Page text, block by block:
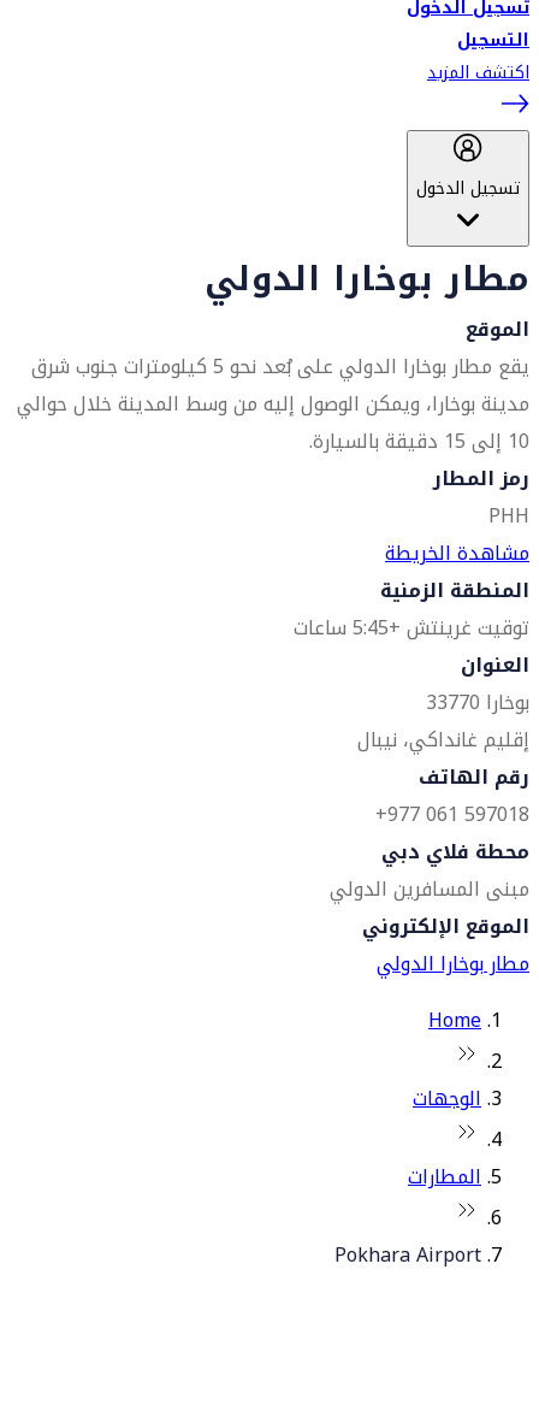
تسجيل الدخول
التسجيل
اكتشف المزيد
تسجيل الدخول
مطار بوخارا الدولي
الموقع
يقع مطار بوخارا الدولي على بُعد نحو 5 كيلومترات جنوب شرق
مدينة بوخارا، ويمكن الوصول إليه من وسط المدينة خلال حوالي
10 إلى 15 دقيقة بالسيارة.
رمز المطار
PHH
مشاهدة الخريطة
المنطقة الزمنية
توقيت غرينتش +5:45 ساعات
العنوان
بوخارا 33770
إقليم غانداكي، نيبال
رقم الهاتف
597018 061 977+
محطة فلاي دبي
مبنى المسافرين الدولي
الموقع الإلكتروني
مطار بوخارا الدولي
Home
الوجهات
المطارات
Pokhara Airport